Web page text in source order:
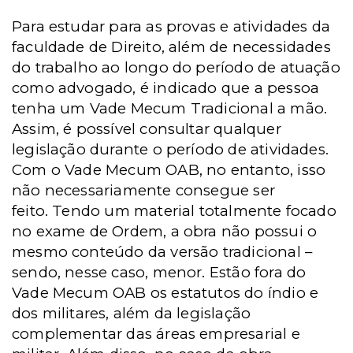
Para estudar para as provas e atividades da
faculdade de Direito, além de necessidades
do trabalho ao longo do período de atuação
como advogado, é indicado que a pessoa
tenha um Vade Mecum Tradicional a mão.
Assim, é possível consultar qualquer
legislação durante o período de atividades.
Com o Vade Mecum OAB, no entanto, isso
não necessariamente consegue ser
feito. Tendo um material totalmente focado
no exame de Ordem, a obra não possui o
mesmo conteúdo da versão tradicional –
sendo, nesse caso, menor. Estão fora do
Vade Mecum OAB os estatutos do índio e
dos militares, além da legislação
complementar das áreas empresarial e